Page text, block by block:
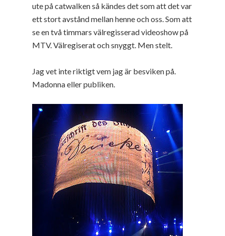
ute på catwalken så kändes det som att det var
ett stort avstånd mellan henne och oss. Som att
se en två timmars välregisserad videoshow på
MTV. Välregiserat och snyggt. Men stelt.
Jag vet inte riktigt vem jag är besviken på.
Madonna eller publiken.